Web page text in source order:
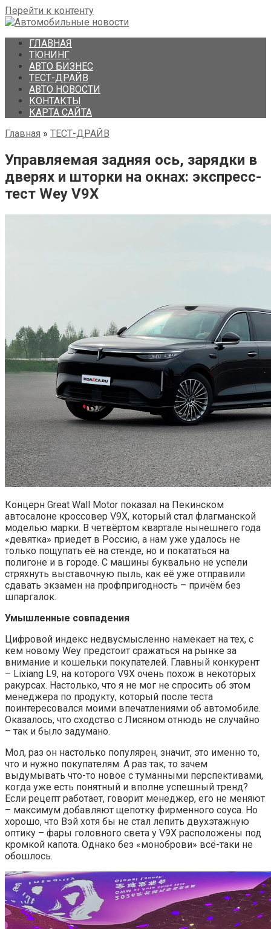
Перейти к контенту
ГЛАВНАЯ
ТЮНИНГ
АВТО БИЗНЕС
ТЕСТ-ДРАЙВ
АВТО НОВОСТИ
КОНТАКТЫ
КАРТА САЙТА
Главная » ТЕСТ-ДРАЙВ
Управляемая задняя ось, зарядки в
дверях и шторки на окнах: экспресс-
тест Wey V9X
Концерн Great Wall Motor показал на Пекинском
автосалоне кроссовер V9X, который стал флагманской
моделью марки. В четвёртом квартале нынешнего года
«девятка» приедет в Россию, а нам уже удалось не
только пощупать её на стенде, но и покататься на
полигоне и в городе. С машины буквально не успели
стряхнуть выставочную пыль, как её уже отправили
сдавать экзамен на профпригодность – причём без
шпаргалок.
Умышленные совпадения
Цифровой индекс недвусмысленно намекает на тех, с
кем новому Wey предстоит сражаться на рынке за
внимание и кошельки покупателей. Главный конкурент
– Lixiang L9, на которого V9X очень похож в некоторых
ракурсах. Настолько, что я не мог не спросить об этом
менеджера по продукту, который после теста
поинтересовался моими впечатлениями об автомобиле.
Оказалось, что сходство с Лисяном отнюдь не случайно
– так и было задумано.
Мол, раз он настолько популярен, значит, это именно то,
что и нужно покупателям. А раз так, то зачем
выдумывать что-то новое с туманными перспективами,
когда уже есть понятный и вполне успешный тренд?
Если рецепт работает, говорит менеджер, его не меняют
– максимум добавляют щепотку фирменного соуса. Но
хорошо, что Вэй хотя бы не стал лепить двухэтажную
оптику – фары головного света у V9X расположены под
кромкой капота. Однако без «моноброви» всё-таки не
обошлось.